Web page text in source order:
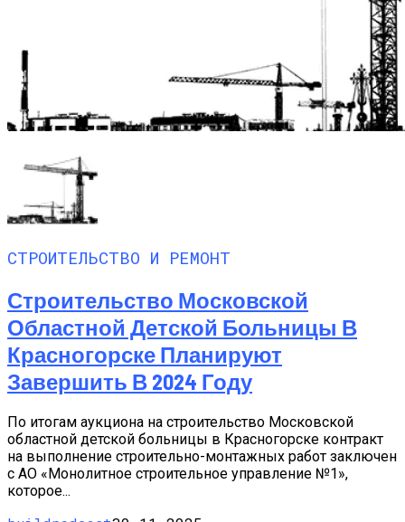
СТРОИТЕЛЬСТВО И РЕМОНТ
Строительство Московской
Областной Детской Больницы В
Красногорске Планируют
Завершить В 2024 Году
По итогам аукциона на строительство Московской
областной детской больницы в Красногорске контракт
на выполнение строительно-монтажных работ заключен
с АО «Монолитное строительное управление №1»,
которое...